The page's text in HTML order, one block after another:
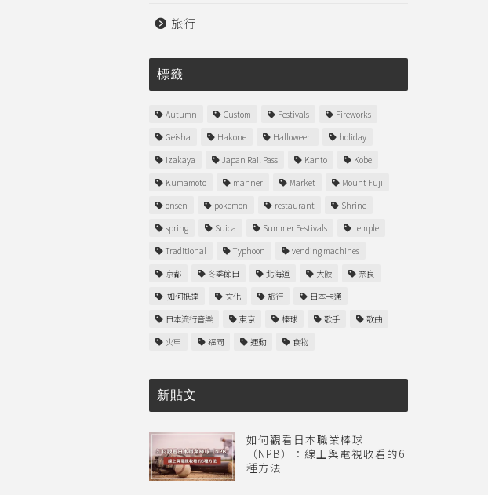
旅行
標籤
Autumn Custom Festivals
Fireworks
Geisha
Hakone Halloween
holiday
Izakaya
Japan Rail Pass Kanto
Kobe
Kumamoto
manner Market
Mount Fuji
onsen
pokemon restaurant
Shrine
spring
Suica Summer Festivals
temple
Traditional
Typhoon
vending machines
京都
冬季節日 北海道 大阪
奈良
如何抵達
文化 旅行
日本卡通
日本流行音樂
東京 棒球 歌手
歌曲
火車
福岡 運動 食物
新貼文
如何觀看日本職業棒球
（NPB）：線上與電視收看的6
種方法